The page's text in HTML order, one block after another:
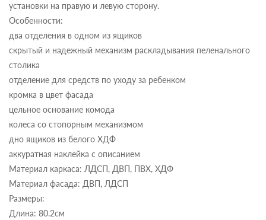
установки на правую и левую сторону.
Особенности:
два отделения в одном из ящиков
скрытый и надежный механизм раскладывания пеленального
столика
отделение для средств по уходу за ребенком
кромка в цвет фасада
цельное основание комода
колеса со стопорным механизмом
дно ящиков из белого ХДФ
аккуратная наклейка с описанием
Материал каркаса: ЛДСП, ДВП, ПВХ, ХДФ
Материал фасада: ДВП, ЛДСП
Размеры:
Длина: 80.2см